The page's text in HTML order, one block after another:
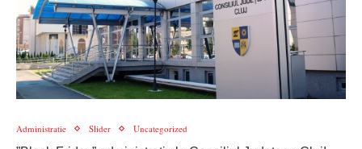
Administratie Slider Uncategorized